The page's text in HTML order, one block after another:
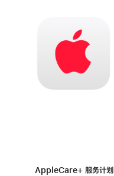
AppleCare+ 服务计划